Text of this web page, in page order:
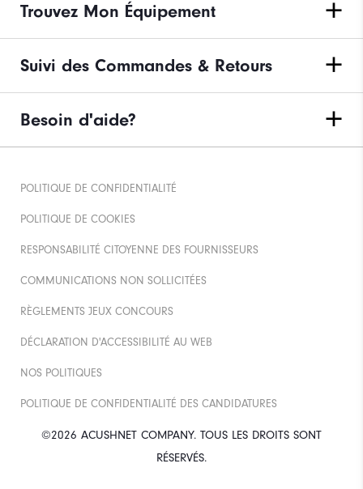
Trouvez Mon Équipement
Suivi des Commandes & Retours
Besoin d'aide?
©2026 ACUSHNET COMPANY. TOUS LES DROITS SONT
RÉSERVÉS.
POLITIQUE DE CONFIDENTIALITÉ
POLITIQUE DE COOKIES
RESPONSABILITÉ CITOYENNE DES FOURNISSEURS
COMMUNICATIONS NON SOLLICITÉES
RÈGLEMENTS JEUX CONCOURS
DÉCLARATION D'ACCESSIBILITÉ AU WEB
NOS POLITIQUES
POLITIQUE DE CONFIDENTIALITÉ DES CANDIDATURES